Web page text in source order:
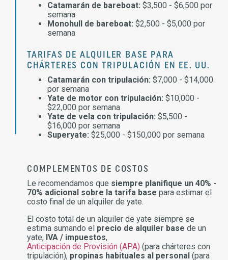
Catamarán de bareboat: $3,500 - $6,500 por
semana
Monohull de bareboat: $2,500 - $5,000 por
semana
TARIFAS DE ALQUILER BASE PARA
CHÁRTERES CON TRIPULACIÓN EN EE. UU.
Catamarán con tripulación: $7,000 - $14,000
por semana
Yate de motor con tripulación: $10,000 -
$22,000 por semana
Yate de vela con tripulación: $5,500 -
$16,000 por semana
Superyate: $25,000 - $150,000 por semana
COMPLEMENTOS DE COSTOS
Le recomendamos que siempre planifique un 40% -
70% adicional sobre la tarifa base para estimar el
costo final de un alquiler de yate.
El costo total de un alquiler de yate siempre se
estima sumando el precio de alquiler base de un
yate, IVA / impuestos,
Anticipación de Provisión (APA) (para chárteres con
tripulación), propinas habituales al personal (para